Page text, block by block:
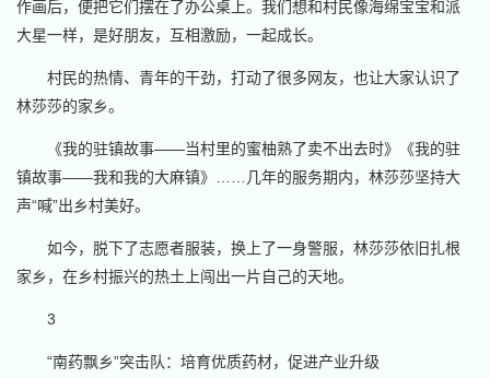
作画后，便把它们摆在了办公桌上。我们想和村民像海绵宝宝和派
大星一样，是好朋友，互相激励，一起成长。
村民的热情、青年的干劲，打动了很多网友，也让大家认识了
林莎莎的家乡。
《我的驻镇故事——当村里的蜜柚熟了卖不出去时》《我的驻
镇故事——我和我的大麻镇》……几年的服务期内，林莎莎坚持大
声“喊”出乡村美好。
如今，脱下了志愿者服装，换上了一身警服，林莎莎依旧扎根
家乡，在乡村振兴的热土上闯出一片自己的天地。
3
“南药飘乡”突击队：培育优质药材，促进产业升级